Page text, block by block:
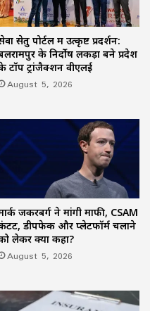
सेतु पोर्टल में उत्कृष्ट प्रदर्शन:
के निर्दोष लकड़ा बने प्रदेश
टॉप ट्रांजैक्शन वीएलई
August 5, 2026
जकरबर्ग ने मांगी माफी, CSAM
डीपफेक और प्लेटफॉर्म चलाने
लेकर क्या कहा?
August 5, 2026